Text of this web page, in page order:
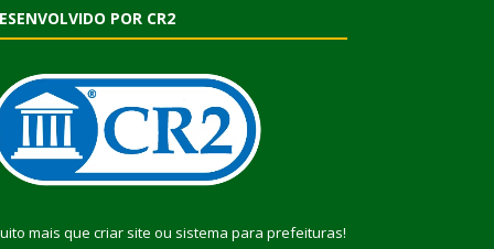
POR CR2
mais que criar site ou sistema para prefeituras!